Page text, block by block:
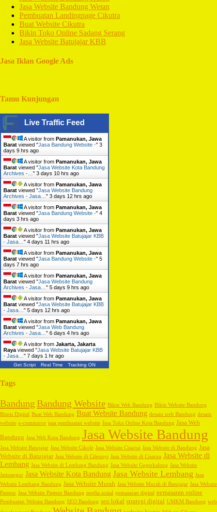
Jasa Website Bandung Wetan
Pembuatan Landingpage Cikutra
Buat Website Cikutra
Bikin Toko Online Sadang Serang
Jasa Website Batujajar KBB
Jasa Iklan Google Ads
Tamu Kunjungan
Live Traffic Feed
A visitor from Pamanukan, Jawa
Barat viewed "Jasa Bandung Website -" 3
days 9 hrs ago
A visitor from Pamanukan, Jawa
Barat viewed "Jasa Website Kota Bandung
Archives -…" 3 days 10 hrs ago
A visitor from Pamanukan, Jawa
Barat viewed "Jasa Website Bandung
Archives - Jasa…" 3 days 12 hrs ago
A visitor from Pamanukan, Jawa
Barat viewed "Jasa Bandung Website -" 4
days 3 hrs ago
A visitor from Pamanukan, Jawa
Barat viewed "Jasa Website Batujajar KBB
- Jasa…" 4 days 11 hrs ago
A visitor from Pamanukan, Jawa
Barat viewed "Jasa Bandung Website -" 5
days 7 hrs ago
A visitor from Pamanukan, Jawa
Barat viewed "Jasa Website Bandung
Archives - Jasa…" 5 days 9 hrs ago
A visitor from Pamanukan, Jawa
Barat viewed "Jasa Website Batujajar KBB
- Jasa…" 5 days 12 hrs ago
A visitor from Pamanukan, Jawa
Barat viewed "Jasa Web Bandung
Archives - Jasa…" 6 days 4 hrs ago
A visitor from Jakarta, Jakarta
Rayaviewed "Jasa Website Batujajar KBB
- Jasa…" 7 days 1 hr ago
Get Script Real Time Tracking ON
Tags
Bandung Bandung Website Bikin Web Bandung Bikin Website Bandung
Bisnis Digital Buat Web Bandung Buat Website Bandung desain web Bandung desain
website e-commerce jasa pembuatan website Jasa Toko Online Kota Bandung Jasa Web
Bandung Jasa Web Kota Bandung Jasa Website Bandung
Jasa Website Batujajar Jasa Website Cikole Jasa Website Cisarua Jasa Website di Bandung Jasa
Website di Batujajar Jasa Website di Cileunyi Jasa Website di Cisarua Jasa Website di
Lembang Jasa Website di Lembang Bandung Jasa Website Gegerkalong Jasa Website
Jatinangor Jasa Website Kota Bandung Jasa Website Lembang Jasa
Website Lembang Bandung Jasa Website Murah Jasa Website Murah di Batujajar Jasa Website
Pasteur Jasa Website Pasteur Bandung media sosial pemasaran digital pemasaran online
Pembuatan Website Bandung SEO Bandung seo lokal strategi digital UMKM Bandung web